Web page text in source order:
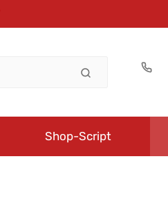
Shop-Script